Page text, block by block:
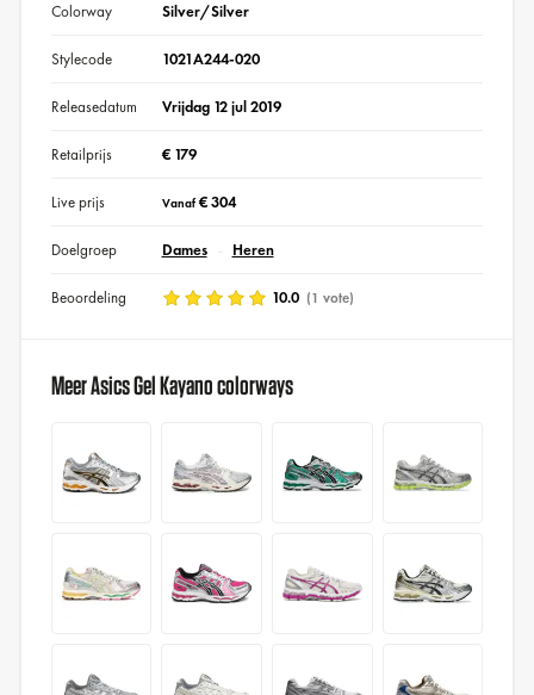
Colorway Silver/Silver
Stylecode 1021A244-020
Releasedatum Vrijdag 12 jul 2019
Retailprijs € 179
Live prijs Vanaf€ 304
Doelgroep Dames Heren
Beoordeling 10.0 (1 vote)
Meer Asics Gel Kayano colorways